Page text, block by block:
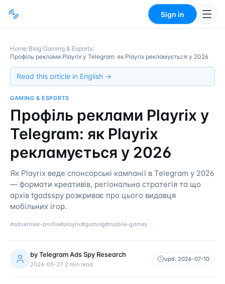
Sign in
Home/Blog/Gaming & Esports/
Профіль реклами Playrix у Telegram: як Playrix рекламується у 2026
Read this article in English →
GAMING & ESPORTS
Профіль реклами Playrix у
Telegram: як Playrix
рекламується у 2026
Як Playrix веде спонсорські кампанії в Telegram у 2026
— формати креативів, регіональна стратегія та що
архів tgadsspy розкриває про цього видавця
мобільних ігор.
#advertiser-profile#playrix#gaming#mobile-games
byTelegram Ads Spy Research
2026-05-27·2 min read
upd. 2026-07-10